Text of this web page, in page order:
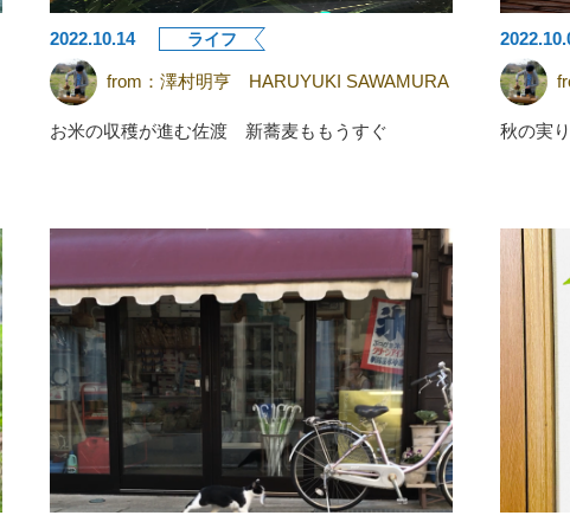
2022.10.14 ライフ
from： 澤村明亨 HARUYUKI SAWAMURA
お米の収穫が進む佐渡 新蕎麦ももうすぐ 秋の実